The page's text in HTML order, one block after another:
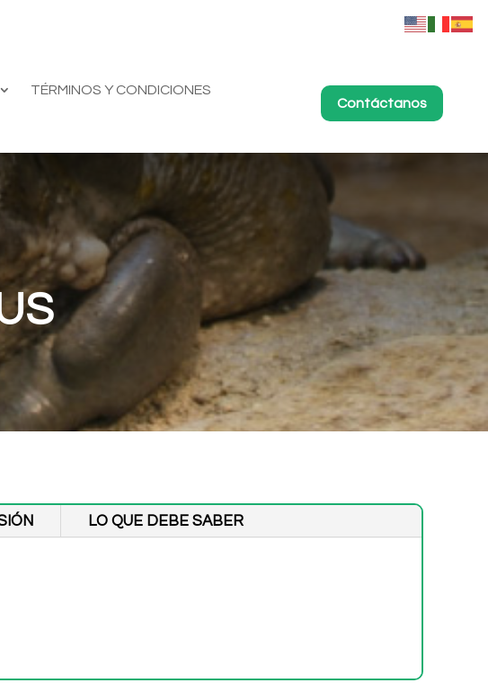
TÉRMINOS Y CONDICIONES
Contáctanos
LO QUE DEBE SABER